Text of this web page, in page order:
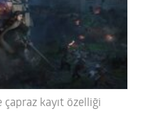
çapraz kayıt özelliği